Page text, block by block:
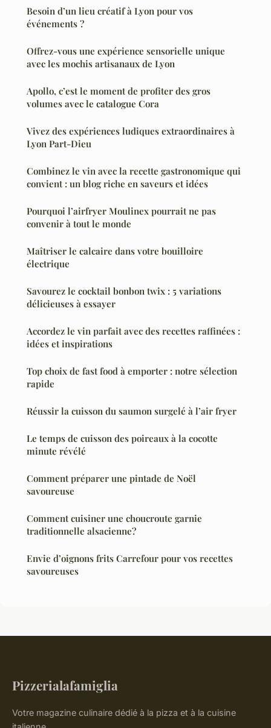
Besoin d’un lieu créatif à Lyon pour vos
événements ?
Offrez-vous une expérience sensorielle unique
avec les mochis artisanaux de Lyon
Apollo, c’est le moment de profiter des gros
volumes avec le catalogue Cora
Vivez des expériences ludiques extraordinaires à
Lyon Part-Dieu
Combinez le vin avec la recette gastronomique qui
convient : un blog riche en saveurs et idées
Pourquoi l’airfryer Moulinex pourrait ne pas
convenir à tout le monde
Maîtriser le calcaire dans votre bouilloire
électrique
Savourez le cocktail bonbon twix : 5 variations
délicieuses à essayer
Accordez le vin parfait avec des recettes raffinées :
idées et inspirations
Top choix de fast food à emporter : notre sélection
rapide
Réussir la cuisson du saumon surgelé à l’air fryer
Le temps de cuisson des poireaux à la cocotte
minute révélé
Comment préparer une pintade de Noël
savoureuse
Comment cuisiner une choucroute garnie
traditionnelle alsacienne?
Envie d’oignons frits Carrefour pour vos recettes
savoureuses
Pizzerialafamiglia
Votre magazine culinaire dédié à la pizza et à la cuisine